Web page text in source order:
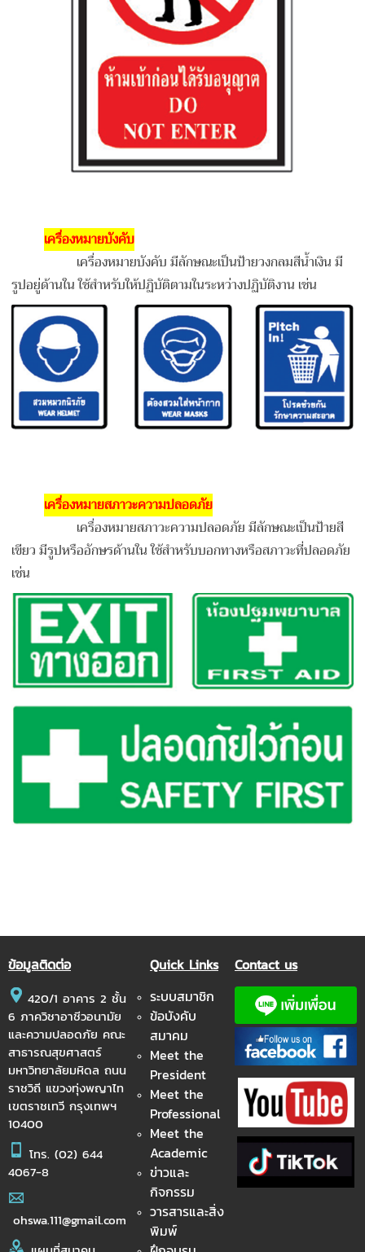
เครื่องหมายบังคับ
เครื่องหมายบังคับ มีลักษณะเป็นป้ายวงกลมสีน้ำเงิน มี
รูปอยู่ด้านใน ใช้สำหรับให้ปฏิบัติตามในระหว่างปฏิบัติงาน เช่น
เครื่องหมายสภาวะความปลอดภัย
เครื่องหมายสภาวะความปลอดภัย มีลักษณะเป็นป้ายสี
เขียว มีรูปหรืออักษรด้านใน ใช้สำหรับบอกทางหรือสภาวะที่ปลอดภัย
เช่น
ข้อมูลติดต่อ
420/1 อาคาร 2 ชั้น
6 ภาควิชาอาชีวอนามัย
และความปลอดภัย คณะ
สาธารณสุขศาสตร์
มหาวิทยาลัยมหิดล ถนน
ราชวิถี แขวงทุ่งพญาไท
เขตราชเทวี กรุงเทพฯ
10400
โทร. (02) 644
4067-8
ohswa.111@gmail.com
Quick Links
ระบบสมาชิก
ข้อบังคับ
สมาคม
Meet the
President
Meet the
Professional
Meet the
Academic
ข่าวและ
กิจกรรม
วารสารและสิ่ง
พิมพ์
Contact us